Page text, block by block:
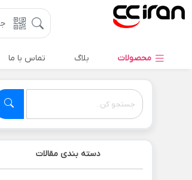
محصولات بلاگ تماس با ما
دسته بندی مقالات